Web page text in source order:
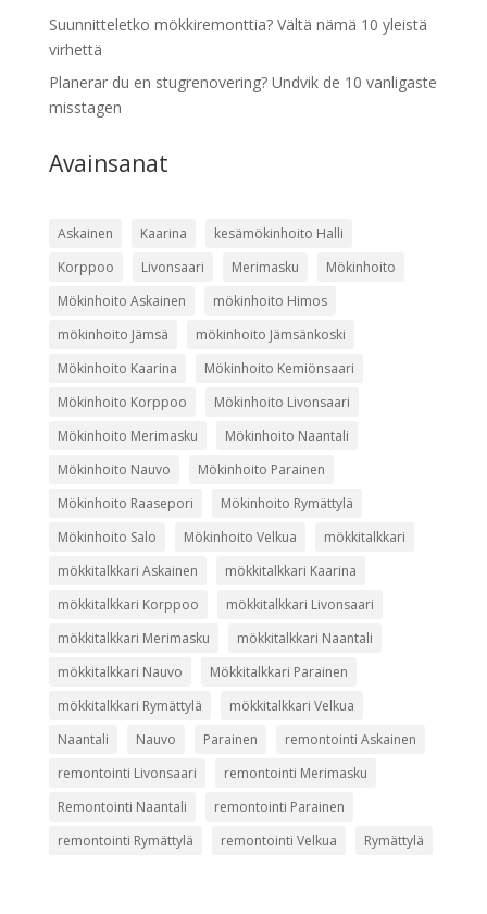
Suunnitteletko mökkiremonttia? Vältä nämä 10 yleistä
virhettä
Planerar du en stugrenovering? Undvik de 10 vanligaste
misstagen
Avainsanat
Askainen Kaarina
kesämökinhoito Halli
Korppoo
Livonsaari Merimasku
Mökinhoito
Mökinhoito Askainen
mökinhoito Himos
mökinhoito Jämsä
mökinhoito Jämsänkoski
Mökinhoito Kaarina
Mökinhoito Kemiönsaari
Mökinhoito Korppoo
Mökinhoito Livonsaari
Mökinhoito Merimasku
Mökinhoito Naantali
Mökinhoito Nauvo
Mökinhoito Parainen
Mökinhoito Raasepori
Mökinhoito Rymättylä
Mökinhoito Salo
Mökinhoito Velkua
mökkitalkkari
mökkitalkkari Askainen
mökkitalkkari Kaarina
mökkitalkkari Korppoo
mökkitalkkari Livonsaari
mökkitalkkari Merimasku
mökkitalkkari Naantali
mökkitalkkari Nauvo
Mökkitalkkari Parainen
mökkitalkkari Rymättylä
mökkitalkkari Velkua
Naantali
Nauvo Parainen
remontointi Askainen
remontointi Livonsaari
remontointi Merimasku
Remontointi Naantali
remontointi Parainen
remontointi Rymättylä
remontointi Velkua Rymättylä